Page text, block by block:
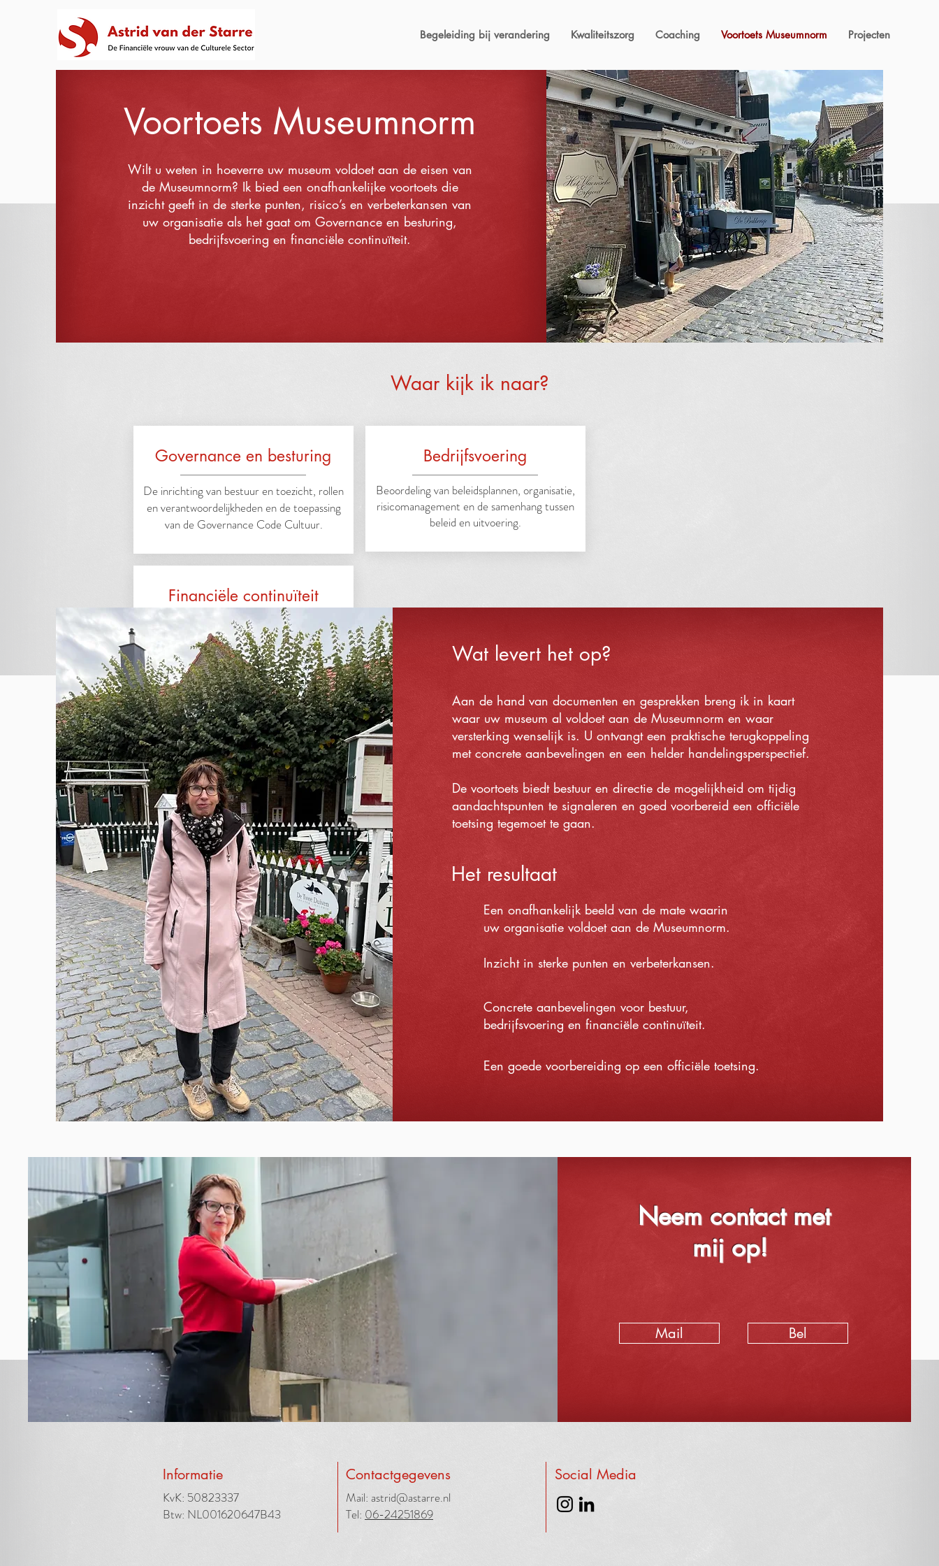
Begeleiding bij verandering Kwaliteitszorg Coaching Voortoets Museumnorm Projecten
Waar kijk ik naar?
Voortoets Museumnorm
Wilt u weten in hoeverre uw museum voldoet aan de eisen van
de Museumnorm? Ik bied een onafhankelijke voortoets die
inzicht geeft in de sterke punten, risico’s en verbeterkansen van
uw organisatie als het gaat om Governance en besturing,
bedrijfsvoering en financiële continuïteit.
Governance en besturing
De inrichting van bestuur en toezicht, rollen
en verantwoordelijkheden en de toepassing
van de Governance Code Cultuur.
Bedrijfsvoering
Beoordeling van beleidsplannen, organisatie,
risicomanagement en de samenhang tussen
beleid en uitvoering.
Financiële continuïteit
Analyse van begrotingen, jaarrekeningen,
meerjarenperspectief en de financiële sturing
van de organisatie.
Wat levert het op?
Aan de hand van documenten en gesprekken breng ik in kaart
waar uw museum al voldoet aan de Museumnorm en waar
versterking wenselijk is. U ontvangt een praktische terugkoppeling
met concrete aanbevelingen en een helder handelingsperspectief.
De voortoets biedt bestuur en directie de mogelijkheid om tijdig
aandachtspunten te signaleren en goed voorbereid een officiële
toetsing tegemoet te gaan.​
Het resultaat
Een onafhankelijk beeld van de mate waarin
uw organisatie voldoet aan de Museumnorm.
Inzicht in sterke punten en verbeterkansen.
Concrete aanbevelingen voor bestuur,
bedrijfsvoering en financiële continuïteit.
Een goede voorbereiding op een officiële toetsing.
Informatie
KvK: 50823337
Btw: NL001620647B43
Contactgegevens
Mail: astrid@astarre.nl
Tel: 06-24251869
Social Media
Neem contact met
mij op!
Mail Bel